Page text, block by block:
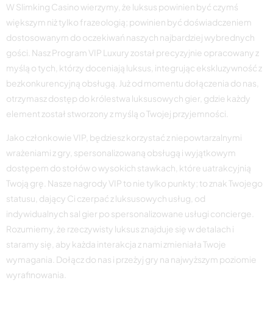
W Slimking Casino wierzymy, że luksus powinien być czymś
większym niż tylko frazeologią; powinien być doświadczeniem
dostosowanym do oczekiwań naszych najbardziej wybrednych
gości. Nasz Program VIP Luxury został precyzyjnie opracowany z
myślą o tych, którzy doceniają luksus, integrując ekskluzywność z
bezkonkurencyjną obsługą. Już od momentu dołączenia do nas,
otrzymasz dostęp do królestwa luksusowych gier, gdzie każdy
element został stworzony z myślą o Twojej przyjemności.
Jako członkowie VIP, będziesz korzystać z niepowtarzalnymi
wrażeniami z gry, spersonalizowaną obsługą i wyjątkowym
dostępem do stołów o wysokich stawkach, które uatrakcyjnią
Twoją grę. Nasze nagrody VIP to nie tylko punkty; to znak Twojego
statusu, dający Ci czerpać z luksusowych usług, od
indywidualnych sal gier po spersonalizowane usługi concierge.
Rozumiemy, że rzeczywisty luksus znajduje się w detalach i
staramy się, aby każda interakcja z nami zmieniała Twoje
wymagania. Dołącz do nas i przeżyj gry na najwyższym poziomie
wyrafinowania.